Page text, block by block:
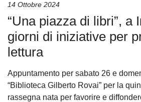
14 Ottobre 2024
“Una piazza di libri”, a
giorni di iniziative per
lettura
Appuntamento per sabato 26 e
“Biblioteca Gilberto Rovai” per la
rassegna nata per favorire e